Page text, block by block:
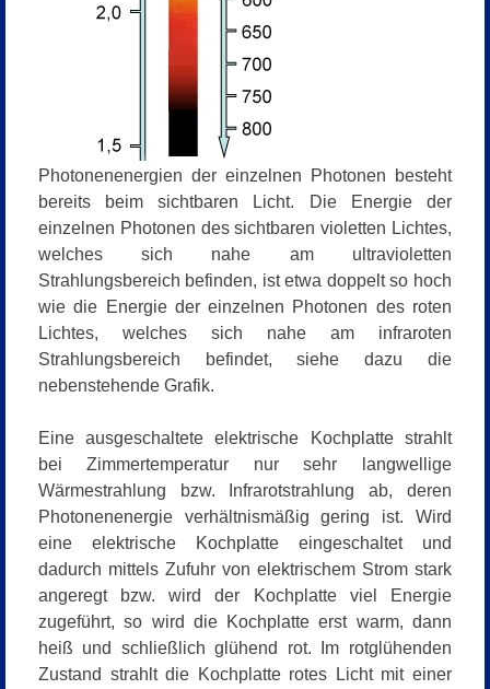
Photonenenergien der einzelnen Photonen besteht
bereits beim sichtbaren Licht. Die Energie der
einzelnen Photonen des sichtbaren violetten Lichtes,
welches sich nahe am ultravioletten
Strahlungsbereich befinden, ist etwa doppelt so hoch
wie die Energie der einzelnen Photonen des roten
Lichtes, welches sich nahe am infraroten
Strahlungsbereich befindet, siehe dazu die
nebenstehende Grafik.
Eine ausgeschaltete elektrische Kochplatte strahlt
bei Zimmertemperatur nur sehr langwellige
Wärmestrahlung bzw. Infrarotstrahlung ab, deren
Photonenenergie verhältnismäßig gering ist. Wird
eine elektrische Kochplatte eingeschaltet und
dadurch mittels Zufuhr von elektrischem Strom stark
angeregt bzw. wird der Kochplatte viel Energie
zugeführt, so wird die Kochplatte erst warm, dann
heiß und schließlich glühend rot. Im rotglühenden
Zustand strahlt die Kochplatte rotes Licht mit einer